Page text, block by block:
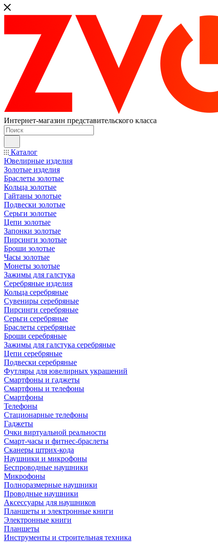
Интернет-магазин представительского класса
Каталог
Ювелирные изделия
Золотые изделия
Браслеты золотые
Кольца золотые
Гайтаны золотые
Подвески золотые
Серьги золотые
Цепи золотые
Запонки золотые
Пирсинги золотые
Броши золотые
Часы золотые
Монеты золотые
Зажимы для галстука
Серебряные изделия
Кольца серебряные
Сувениры серебряные
Пирсинги серебряные
Серьги серебряные
Браслеты серебряные
Броши серебряные
Зажимы для галстука серебряные
Цепи серебряные
Подвески серебряные
Футляры для ювелирных украшений
Смартфоны и гаджеты
Смартфоны и телефоны
Смартфоны
Телефоны
Стационарные телефоны
Гаджеты
Очки виртуальной реальности
Смарт-часы и фитнес-браслеты
Сканеры штрих-кода
Наушники и микрофоны
Беспроводные наушники
Микрофоны
Полноразмерные наушники
Проводные наушники
Аксессуары для наушников
Планшеты и электронные книги
Электронные книги
Планшеты
Инструменты и строительная техника